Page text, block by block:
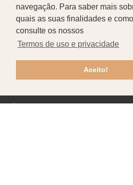
navegação. Para saber mais
quais as suas finalidades e
consulte os nossos
Termos de uso e privacidade
Aceito!
CONTACTOS
Pataias-Gare
+351 244 586 470